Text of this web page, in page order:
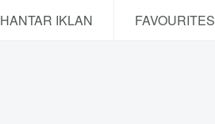
HANTAR IKLAN FAVOURITES